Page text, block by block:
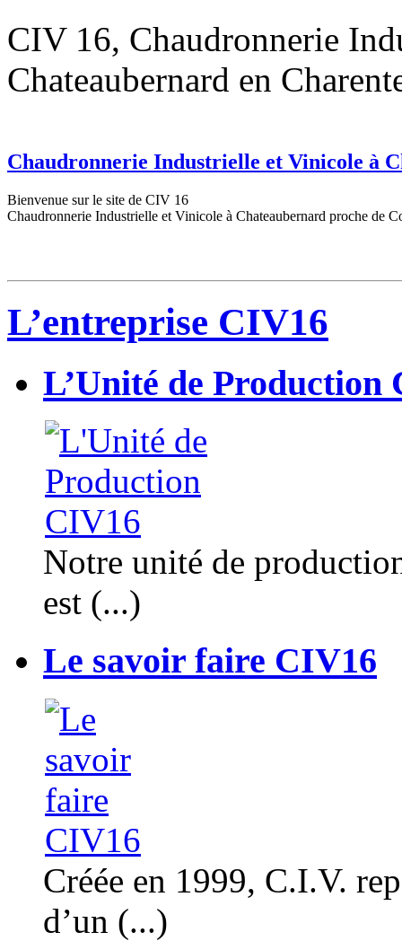
CIV 16, Chaudronnerie
Chateaubernard en
Chaudronnerie Industrielle et Vinicole à
Bienvenue sur le site de CIV 16
Chaudronnerie Industrielle et Vinicole à Chateaubernard proche de
L’entreprise CIV16
L’Unité de Production
Notre unité de
est (...)
Le savoir faire CIV16
Créée en 1999, C.I.V.
d’un (...)